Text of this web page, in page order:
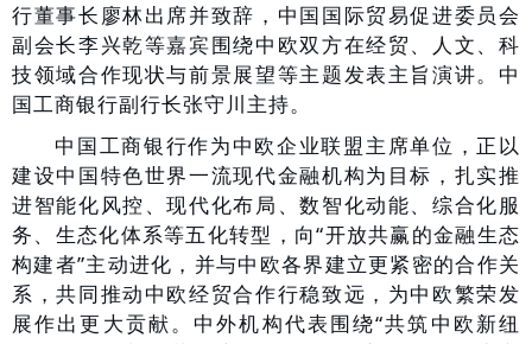
行董事长廖林出席并致辞，中国国际贸易促进委员会
副会长李兴乾等嘉宾围绕中欧双方在经贸、人文、科
技领域合作现状与前景展望等主题发表主旨演讲。中
国工商银行副行长张守川主持。
中国工商银行作为中欧企业联盟主席单位，正以
建设中国特色世界一流现代金融机构为目标，扎实推
进智能化风控、现代化布局、数智化动能、综合化服
务、生态化体系等五化转型，向“开放共赢的金融生态
构建者”主动进化，并与中欧各界建立更紧密的合作关
系，共同推动中欧经贸合作行稳致远，为中欧繁荣发
展作出更大贡献。中外机构代表围绕“共筑中欧新纽